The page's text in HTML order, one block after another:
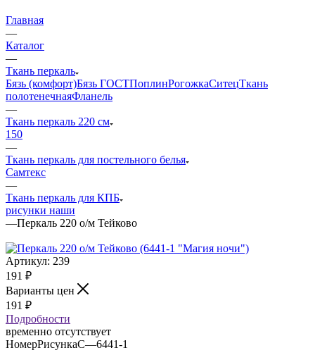
Главная
—
Каталог
—
Ткань перкаль
Бязь (комфорт)Бязь ГОСТПоплинРогожкаСитецТкань
полотенечнаяФланель
—
Ткань перкаль 220 см
150
—
Ткань перкаль для постельного белья
Самтекс
—
Ткань перкаль для КПБ
рисунки наши
—Перкаль 220 о/м Тейково
Артикул: 239
191 ₽
Варианты цен
191 ₽
Подробности
временно отсутствует
НомерРисункаС—6441-1